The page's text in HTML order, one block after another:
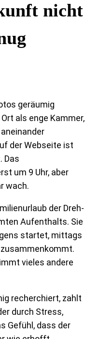
nicht
geräumig
als enge Kammer,
der Webseite ist
Das
um 9 Uhr, aber
wach.
der Dreh-
Aufenthalts. Sie
startet, mittags
vieles andere
recherchiert, zahlt
durch Stress,
Gefühl, dass der